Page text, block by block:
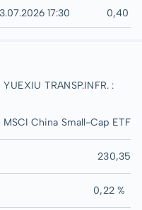
17:30 0,40
TRANSP.INFR. :
MSCI China Small-Cap ETF
230,35
0,22 %